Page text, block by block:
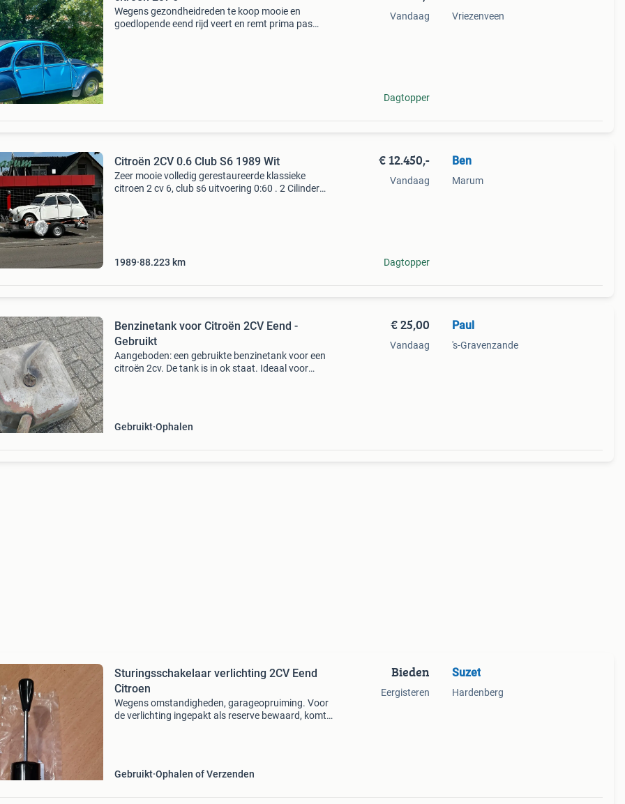
Wegens gezondheidreden te koop mooie en
goedlopende eend rijd veert en remt prima pas
Vandaag
Dagtopper
Vriezenveen
Citroën 2CV 0.6 Club S6 1989 Wit
Zeer mooie volledig gerestaureerde klassieke
citroen 2 cv 6, club s6 uitvoering 0:60 . 2 Cilinder
1989 88.223 km
€ 12.450,-
Vandaag
Dagtopper
Ben
Marum
Benzinetank voor Citroën 2CV Eend -
Gebruikt
Aangeboden: een gebruikte benzinetank voor een
citroën 2cv. De tank is in ok staat. Ideaal voor
Gebruikt Ophalen
€ 25,00
Vandaag
Paul
's-Gravenzande
Sturingsschakelaar verlichting 2CV Eend
Citroen
Wegens omstandigheden, garageopruiming. Voor
de verlichting ingepakt als reserve bewaard, komt
Gebruikt Ophalen of Verzenden
Bieden
Eergisteren
Suzet
Hardenberg